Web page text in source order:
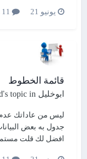
يونيو 21
قائمة الخطوط
ابوخليل 's topic in
ليس من عاداتك عدم
جدول به بعض
افضل لك قلت مستمر